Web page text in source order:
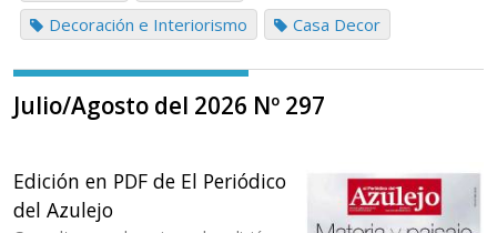
Decoración e Interiorismo
Casa Decor
Julio/Agosto del 2026 Nº 297
Edición en PDF de El Periódico
del Azulejo